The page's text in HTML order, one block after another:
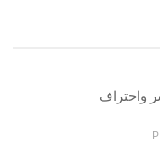
واحتراف